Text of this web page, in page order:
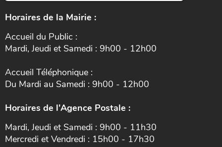
Horaires de la Mairie :
Accueil du Public :
Mardi, Jeudi et Samedi : 9h00 - 12h00
Accueil Téléphonique :
Du Mardi au Samedi : 9h00 - 12h00
Horaires de l'Agence Postale :
Mardi, Jeudi et Samedi : 9h00 - 11h30
Mercredi et Vendredi : 15h00 - 17h30